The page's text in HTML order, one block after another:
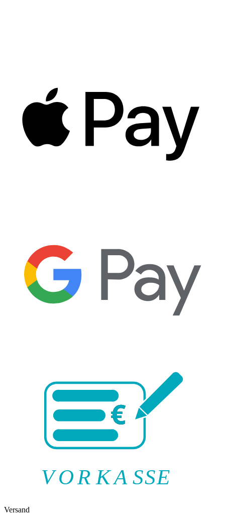
VOR KA SSE
Versand